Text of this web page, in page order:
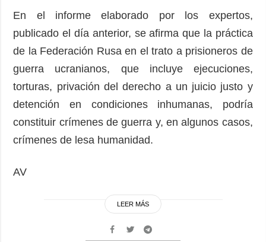
En el informe elaborado por los expertos,
publicado el día anterior, se afirma que la práctica
de la Federación Rusa en el trato a prisioneros de
guerra ucranianos, que incluye ejecuciones,
torturas, privación del derecho a un juicio justo y
detención en condiciones inhumanas, podría
constituir crímenes de guerra y, en algunos casos,
crímenes de lesa humanidad.
AV
LEER MÁS